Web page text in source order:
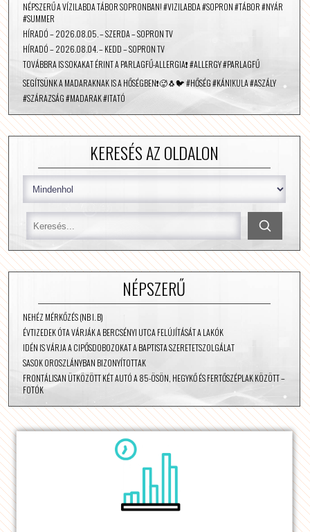
NÉPSZERŰ A VÍZILABDA TÁBOR SOPRONBAN! #VIZILABDA #SOPRON #TÁBOR #NYÁR
#SUMMER
HÍRADÓ – 2026.08.05. – SZERDA – SOPRON TV
HÍRADÓ – 2026.08.04. – KEDD – SOPRON TV
TOVÁBBRA IS SOKAKAT ÉRINT A PARLAGFŰ-ALLERGIA❗️ #ALLERGY #PARLAGFŰ
SEGÍTSÜNK A MADARAKNAK IS A HŐSÉGBEN❗️🥵🐧🐦 #HŐSÉG #KÁNIKULA #ASZÁLY
#SZÁRAZSÁG #MADARAK #ITATÓ
KERESÉS AZ OLDALON
NÉPSZERŰ
NEHÉZ MÉRKŐZÉS (NB I. B)
ÉVTIZEDEK ÓTA VÁRJÁK A BERCSÉNYI UTCA FELÚJÍTÁSÁT A LAKÓK
IDÉN IS VÁRJA A CIPŐSDOBOZOKAT A BAPTISTA SZERETETSZOLGÁLAT
SASOK OROSZLÁNYBAN BIZONYÍTOTTAK
FRONTÁLISAN ÜTKÖZÖTT KÉT AUTÓ A 85-ÖSÖN, HEGYKŐ ÉS FERTŐSZÉPLAK KÖZÖTT –
FOTÓK